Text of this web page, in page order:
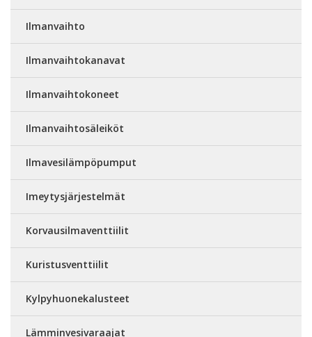
Ilmanvaihto
Ilmanvaihtokanavat
Ilmanvaihtokoneet
Ilmanvaihtosäleiköt
Ilmavesilämpöpumput
Imeytysjärjestelmät
Korvausilmaventtiilit
Kuristusventtiilit
Kylpyhuonekalusteet
Lämminvesivaraajat